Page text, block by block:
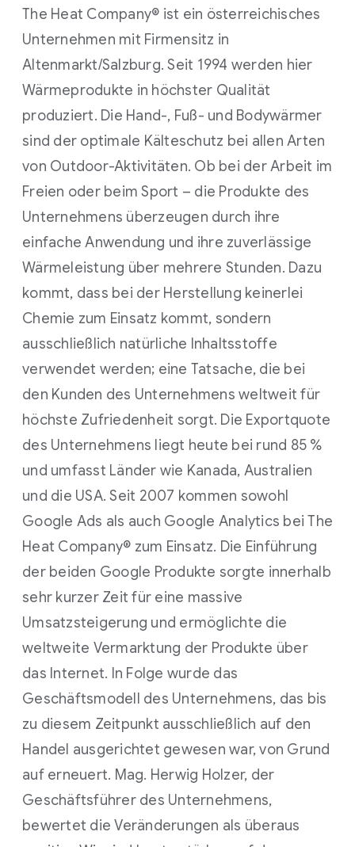
The Heat Company® ist ein österreichisches
Unternehmen mit Firmensitz in
Altenmarkt/Salzburg. Seit 1994 werden hier
Wärmeprodukte in höchster Qualität
produziert. Die Hand-, Fuß- und Bodywärmer
sind der optimale Kälteschutz bei allen Arten
von Outdoor-Aktivitäten. Ob bei der Arbeit im
Freien oder beim Sport – die Produkte des
Unternehmens überzeugen durch ihre
einfache Anwendung und ihre zuverlässige
Wärmeleistung über mehrere Stunden. Dazu
kommt, dass bei der Herstellung keinerlei
Chemie zum Einsatz kommt, sondern
ausschließlich natürliche Inhaltsstoffe
verwendet werden; eine Tatsache, die bei
den Kunden des Unternehmens weltweit für
höchste Zufriedenheit sorgt. Die Exportquote
des Unternehmens liegt heute bei rund 85 %
und umfasst Länder wie Kanada, Australien
und die USA. Seit 2007 kommen sowohl
Google Ads als auch Google Analytics bei The
Heat Company® zum Einsatz. Die Einführung
der beiden Google Produkte sorgte innerhalb
sehr kurzer Zeit für eine massive
Umsatzsteigerung und ermöglichte die
weltweite Vermarktung der Produkte über
das Internet. In Folge wurde das
Geschäftsmodell des Unternehmens, das bis
zu diesem Zeitpunkt ausschließlich auf den
Handel ausgerichtet gewesen war, von Grund
auf erneuert. Mag. Herwig Holzer, der
Geschäftsführer des Unternehmens,
bewertet die Veränderungen als überaus